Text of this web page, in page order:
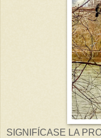
SIGNIFÍCASE LA